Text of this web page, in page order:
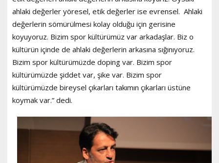
ahlaki değerler yöresel, etik değerler ise evrensel. Ahlaki
değerlerin sömürülmesi kolay olduğu için gerisine
koyuyoruz. Bizim spor kültürümüz var arkadaşlar. Biz o
kültürün içinde de ahlaki değerlerin arkasına sığınıyoruz.
Bizim spor kültürümüzde doping var. Bizim spor
kültürümüzde şiddet var, şike var. Bizim spor
kültürümüzde bireysel çıkarları takımın çıkarları üstüne
koymak var.” dedi.